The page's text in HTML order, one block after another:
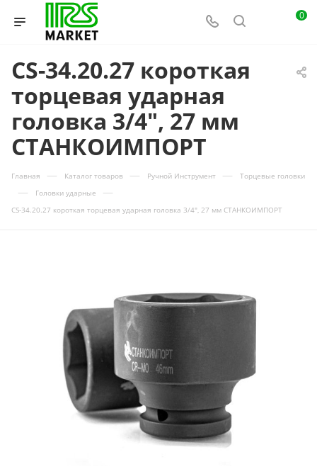
0
CS-34.20.27 короткая
торцевая ударная
головка 3/4", 27 мм
СТАНКОИМПОРТ
Главная — Каталог товаров — Ручной Инструмент — Торцевые головки
— Головки ударные —
CS-34.20.27 короткая торцевая ударная головка 3/4", 27 мм СТАНКОИМПОРТ